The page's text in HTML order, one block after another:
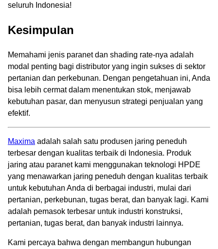
seluruh Indonesia!
Kesimpulan
Memahami jenis paranet dan shading rate-nya adalah
modal penting bagi distributor yang ingin sukses di sektor
pertanian dan perkebunan. Dengan pengetahuan ini, Anda
bisa lebih cermat dalam menentukan stok, menjawab
kebutuhan pasar, dan menyusun strategi penjualan yang
efektif.
Maxima adalah salah satu produsen jaring peneduh
terbesar dengan kualitas terbaik di Indonesia. Produk
jaring atau paranet kami menggunakan teknologi HPDE
yang menawarkan jaring peneduh dengan kualitas terbaik
untuk kebutuhan Anda di berbagai industri, mulai dari
pertanian, perkebunan, tugas berat, dan banyak lagi. Kami
adalah pemasok terbesar untuk industri konstruksi,
pertanian, tugas berat, dan banyak industri lainnya.
Kami percaya bahwa dengan membangun hubungan